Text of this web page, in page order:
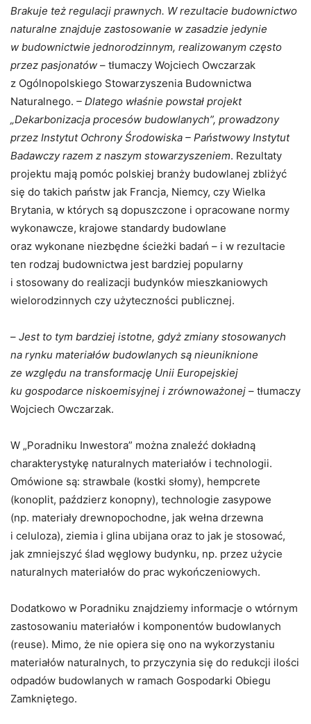
Brakuje też regulacji prawnych. W rezultacie budownictwo
naturalne znajduje zastosowanie w zasadzie jedynie
w budownictwie jednorodzinnym, realizowanym często
przez pasjonatów – tłumaczy Wojciech Owczarzak
z Ogólnopolskiego Stowarzyszenia Budownictwa
Naturalnego. – Dlatego właśnie powstał projekt
„Dekarbonizacja procesów budowlanych”, prowadzony
przez Instytut Ochrony Środowiska – Państwowy Instytut
Badawczy razem z naszym stowarzyszeniem. Rezultaty
projektu mają pomóc polskiej branży budowlanej zbliżyć
się do takich państw jak Francja, Niemcy, czy Wielka
Brytania, w których są dopuszczone i opracowane normy
wykonawcze, krajowe standardy budowlane
oraz wykonane niezbędne ścieżki badań – i w rezultacie
ten rodzaj budownictwa jest bardziej popularny
i stosowany do realizacji budynków mieszkaniowych
wielorodzinnych czy użyteczności publicznej.
– Jest to tym bardziej istotne, gdyż zmiany stosowanych
na rynku materiałów budowlanych są nieuniknione
ze względu na transformację Unii Europejskiej
ku gospodarce niskoemisyjnej i zrównoważonej – tłumaczy
Wojciech Owczarzak.
W „Poradniku Inwestora” można znaleźć dokładną
charakterystykę naturalnych materiałów i technologii.
Omówione są: strawbale (kostki słomy), hempcrete
(konoplit, paździerz konopny), technologie zasypowe
(np. materiały drewnopochodne, jak wełna drzewna
i celuloza), ziemia i glina ubijana oraz to jak je stosować,
jak zmniejszyć ślad węglowy budynku, np. przez użycie
naturalnych materiałów do prac wykończeniowych.
Dodatkowo w Poradniku znajdziemy informacje o wtórnym
zastosowaniu materiałów i komponentów budowlanych
(reuse). Mimo, że nie opiera się ono na wykorzystaniu
materiałów naturalnych, to przyczynia się do redukcji ilości
odpadów budowlanych w ramach Gospodarki Obiegu
Zamkniętego.